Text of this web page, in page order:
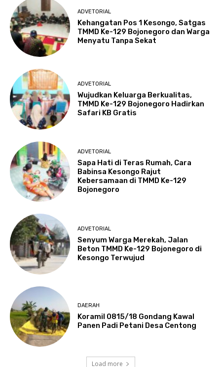
ADVETORIAL
Kehangatan Pos 1 Kesongo, Satgas
TMMD Ke-129 Bojonegoro dan Warga
Menyatu Tanpa Sekat
ADVETORIAL
Wujudkan Keluarga Berkualitas,
TMMD Ke-129 Bojonegoro Hadirkan
Safari KB Gratis
ADVETORIAL
Sapa Hati di Teras Rumah, Cara
Babinsa Kesongo Rajut
Kebersamaan di TMMD Ke-129
Bojonegoro
ADVETORIAL
Senyum Warga Merekah, Jalan
Beton TMMD Ke-129 Bojonegoro di
Kesongo Terwujud
DAERAH
Koramil 0815/18 Gondang Kawal
Panen Padi Petani Desa Centong
Load more